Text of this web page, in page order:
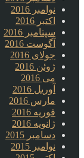
نوامبر 2016
اکتبر 2016
سپتامبر 2016
آگوست 2016
جولای 2016
ژوئن 2016
می 2016
آوریل 2016
مارس 2016
فوریه 2016
ژانویه 2016
دسامبر 2015
نوامبر 2015